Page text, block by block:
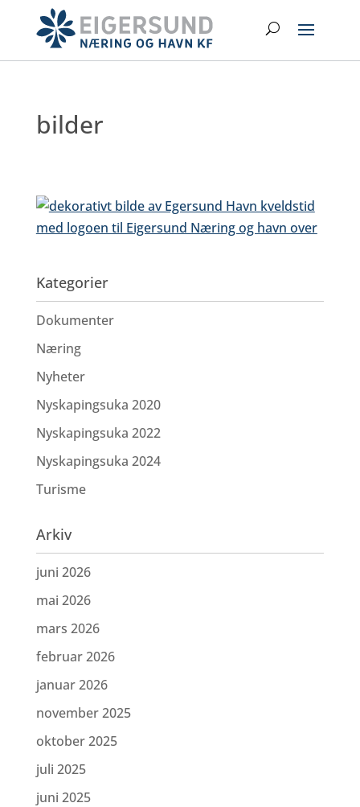
hovedinnhold
bilder
Kategorier
Dokumenter
Næring
Nyheter
Nyskapingsuka 2020
Nyskapingsuka 2022
Nyskapingsuka 2024
Turisme
Arkiv
juni 2026
mai 2026
mars 2026
februar 2026
januar 2026
november 2025
oktober 2025
juli 2025
juni 2025